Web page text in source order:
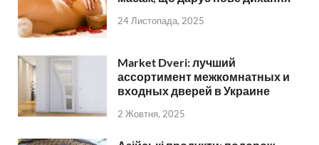
24 Листопада, 2025
Market Dveri: лучший
ассортимент межкомнатных и
входных дверей в Украине
2 Жовтня, 2025